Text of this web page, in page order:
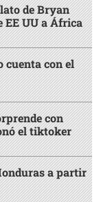
de Bryan
EE UU a África
cuenta con el
con
el tiktoker
a partir